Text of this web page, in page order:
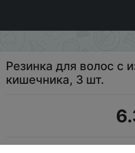
3 шт.
Резинка для волос с
кишечника, 3 шт.